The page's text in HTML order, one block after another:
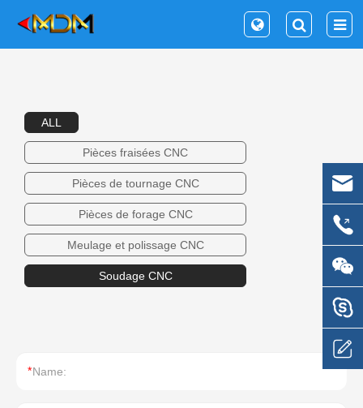
ALL
Pièces fraisées CNC
Pièces de tournage CNC
Pièces de forage CNC
Meulage et polissage CNC
Soudage CNC
*